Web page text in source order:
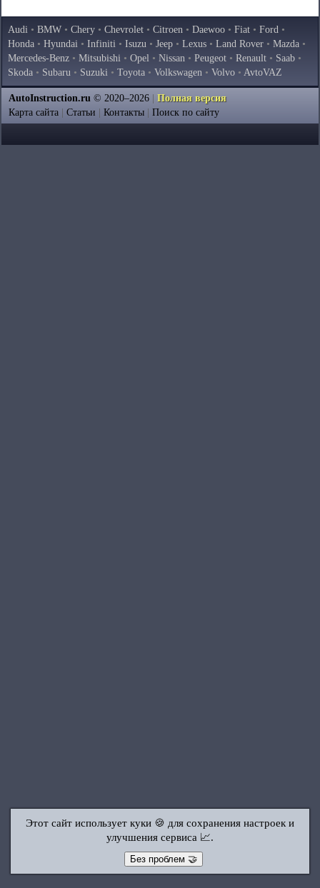
Audi • BMW • Chery • Chevrolet • Citroen • Daewoo • Fiat • Ford •
Honda • Hyundai • Infiniti • Isuzu • Jeep • Lexus • Land Rover • Mazda •
Mercedes-Benz • Mitsubishi • Opel • Nissan • Peugeot • Renault • Saab •
Skoda • Subaru • Suzuki • Toyota • Volkswagen • Volvo • AvtoVAZ
AutoInstruction.ru © 2020–2026
Полная версия
Карта сайта
Статьи Контакты Поиск по сайту
Этот сайт использует куки 🍪 для сохранения настроек и
улучшения сервиса 📈.
Без проблем 🤝